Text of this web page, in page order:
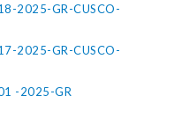
2025-GR-CUSCO-
2025-GR-CUSCO-
-2025-GR